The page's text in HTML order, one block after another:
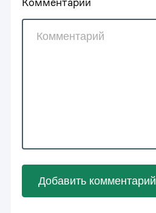
Добавить комментарий